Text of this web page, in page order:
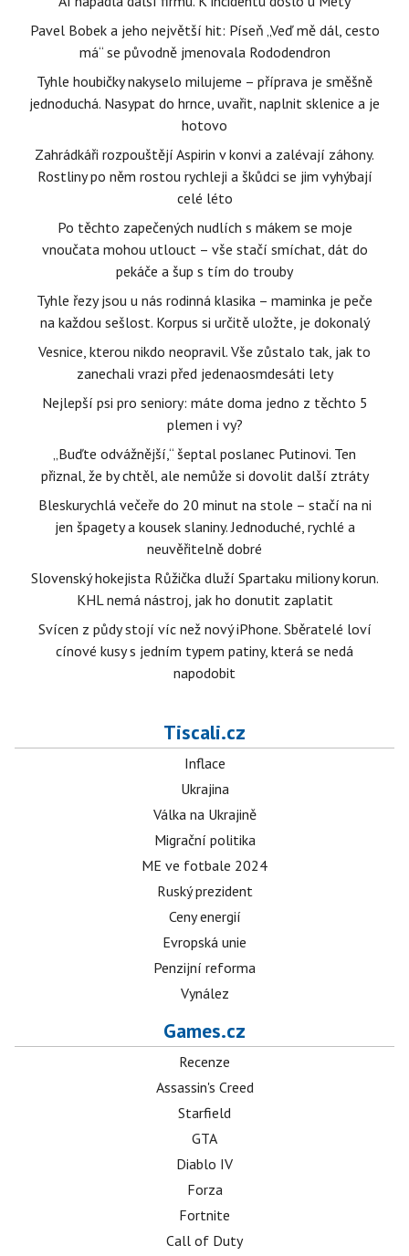
Pavel Bobek a jeho největší hit: Píseň „Veď mě dál, cesto
má“ se původně jmenovala Rododendron
Tyhle houbičky nakyselo milujeme – příprava je směšně
jednoduchá. Nasypat do hrnce, uvařit, naplnit sklenice a je
hotovo
Zahrádkáři rozpouštějí Aspirin v konvi a zalévají záhony.
Rostliny po něm rostou rychleji a škůdci se jim vyhýbají
celé léto
Po těchto zapečených nudlích s mákem se moje
vnoučata mohou utlouct – vše stačí smíchat, dát do
pekáče a šup s tím do trouby
Tyhle řezy jsou u nás rodinná klasika – maminka je peče
na každou sešlost. Korpus si určitě uložte, je dokonalý
Vesnice, kterou nikdo neopravil. Vše zůstalo tak, jak to
zanechali vrazi před jedenaosmdesáti lety
Nejlepší psi pro seniory: máte doma jedno z těchto 5
plemen i vy?
„Buďte odvážnější,“ šeptal poslanec Putinovi. Ten
přiznal, že by chtěl, ale nemůže si dovolit další ztráty
Bleskurychlá večeře do 20 minut na stole – stačí na ni
jen špagety a kousek slaniny. Jednoduché, rychlé a
neuvěřitelně dobré
Slovenský hokejista Růžička dluží Spartaku miliony korun.
KHL nemá nástroj, jak ho donutit zaplatit
Svícen z půdy stojí víc než nový iPhone. Sběratelé loví
cínové kusy s jedním typem patiny, která se nedá
napodobit
Tiscali.cz
Inflace
Ukrajina
Válka na Ukrajině
Migrační politika
ME ve fotbale 2024
Ruský prezident
Ceny energií
Evropská unie
Penzijní reforma
Vynález
Games.cz
Recenze
Assassin's Creed
Starfield
GTA
Diablo IV
Forza
Fortnite
Call of Duty